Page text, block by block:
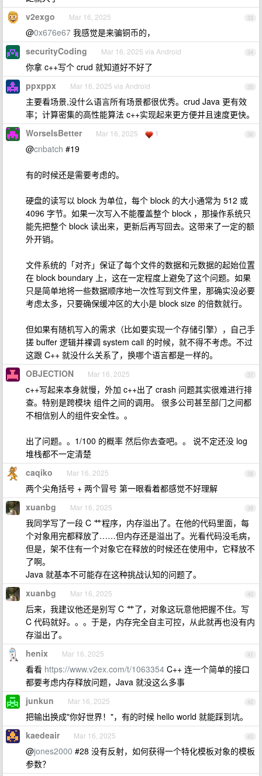
33
v2exgo Mar 16, 2025
@0x676e67 我感觉是来骗铜币的，
34
securityCoding Mar 16, 2025 via Android
你拿 c++写个 crud 就知道好不好了
35
ppxppx Mar 16, 2025 via Android
主要看场景,没什么语言所有场景都很优秀。crud Java 更有效
率；计算密集的高性能算法 c++实现起来更方便并且速度更快。
36
WorseIsBetter Mar 16, 2025 1
@cnbatch #19
有的时候还是需要考虑的。
硬盘的读写以 block 为单位，每个 block 的大小通常为 512 或
4096 字节。如果一次写入不能覆盖整个 block ，那操作系统只
能先把整个 block 读出来，更新后再写回去。这带来了一定的额
外开销。
文件系统的「对齐」保证了每个文件的数据和元数据的起始位置
在 block boundary 上，这在一定程度上避免了这个问题。如果
只是简单地将一些数据顺序地一次性写到文件里，那确实没必要
考虑太多，只要确保缓冲区的大小是 block size 的倍数就行。
但如果有随机写入的需求（比如要实现一个存储引擎），自己手
搓 buffer 逻辑并裸调 system call 的时候，就不得不考虑。不过
这跟 C++ 就没什么关系了，换哪个语言都是一样的。
37
OBJECTION Mar 16, 2025
c++写起来本身就慢，外加 c++出了 crash 问题其实很难进行排
查。特别是跨模块 组件之间的调用。 很多公司甚至部门之间都
不相信别人的组件安全性。。
出了问题。。1/100 的概率 然后你去查吧。。 说不定还没 log
堆栈都不一定清楚
38
caqiko Mar 16, 2025
两个尖角括号 + 两个冒号 第一眼看着都感觉不好理解
39
xuanbg Mar 16, 2025
我同学写了一段 C 艹程序，内存溢出了。在他的代码里面，每
个对象用完都释放了……但内存还是溢出了。光看代码没毛病，
但是，架不住有一个对象它在释放的时候还在使用中，它释放不
了啊。
Java 就基本不可能存在这种挑战认知的问题了。
40
xuanbg Mar 16, 2025
后来，我建议他还是别写 C 艹了，对象这玩意他把握不住。写
C 代码就好。。。于是，内存完全自主可控，从此就再也没有内
存溢出了。
41
henix Mar 16, 2025
看看 https://www.v2ex.com/t/1063354 C++ 连一个简单的接口
都要考虑内存释放问题，Java 就没这么多事
42
junkun Mar 16, 2025
把输出换成"你好世界！"，有的时候 hello world 就能踩到坑。
43
kaedeair Mar 16, 2025
@jones2000 #28 没有反射，如何获得一个特化模板对象的模板
参数？